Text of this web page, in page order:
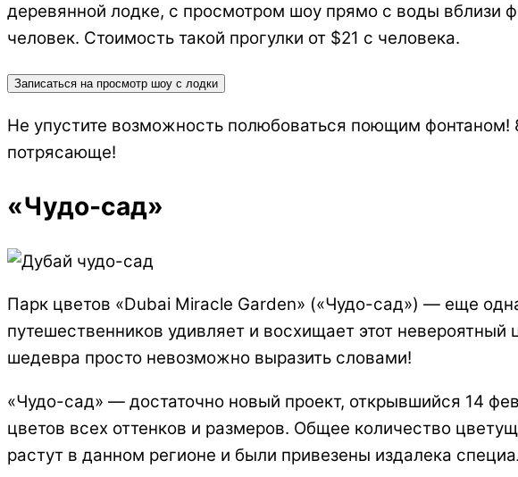
деревянной лодке, с просмотром шоу прямо с воды вблизи
человек. Стоимость такой прогулки от $21 с человека.
Записаться на просмотр шоу с лодки
Не упустите возможность полюбоваться поющим
потрясающе!
«Чудо-сад»
Парк цветов «Dubai Miracle Garden» («Чудо-сад») — еще
путешественников удивляет и восхищает этот
шедевра просто невозможно выразить словами!
«Чудо-сад» — достаточно новый проект, открывшийся 14
цветов всех оттенков и размеров. Общее количество
растут в данном регионе и были привезены издалека